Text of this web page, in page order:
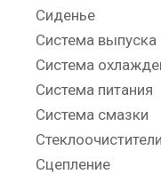
Сиденье
Система выпуска
Система
Система питания
Система смазки
Стеклоочистители
Сцепление